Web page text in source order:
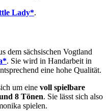
Lady*.
dem sächsischen Vogtland
. Sie wird in Handarbeit in
eine hohe Qualität.
um eine voll spielbare
8 Tönen. Sie lässt sich also
spielen.